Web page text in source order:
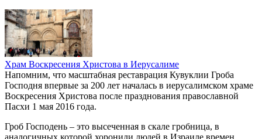
Храм Воскресения Христова в Иерусалиме
Напомним, что масштабная реставрация Кувуклии Гроба
Господня впервые за 200 лет началась в иерусалимском храме
Воскресения Христова после празднования православной
Пасхи 1 мая 2016 года.
Гроб Господень – это высеченная в скале гробница, в
аналогичных которой хоронили людей в Израиле времен